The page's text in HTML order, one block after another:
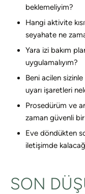
beklemeliyim?
Hangi aktivite
seyahate ne
Yara izi bakım
uygulamalıyım?
Beni acilen
uyarı işaretleri
Prosedürüm ve
zaman güvenli
Eve döndükten
iletişimde
SON